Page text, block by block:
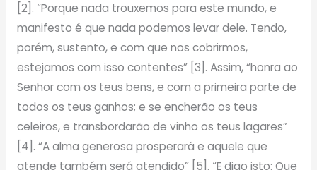
[2]. “Porque nada trouxemos para este mundo, e
manifesto é que nada podemos levar dele. Tendo,
porém, sustento, e com que nos cobrirmos,
estejamos com isso contentes” [3]. Assim, “honra ao
Senhor com os teus bens, e com a primeira parte de
todos os teus ganhos; e se encherão os teus
celeiros, e transbordarão de vinho os teus lagares”
[4]. “A alma generosa prosperará e aquele que
atende também será atendido” [5]. “E digo isto: Que